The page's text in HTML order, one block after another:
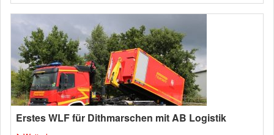
Erstes WLF für Dithmarschen mit AB Logistik